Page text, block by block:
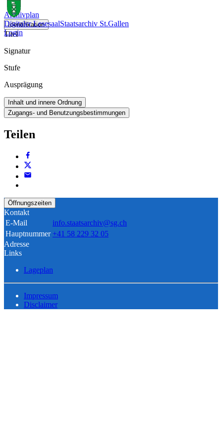
Digitaler LesesaalStaatsarchiv St.Gallen
Login
Archivplan
Identifikation
Titel
Signatur
Stufe
Ausprägung
Inhalt und innere Ordnung
Zugangs- und Benutzungsbestimmungen
Teilen
Öffnungszeiten
Kontakt
E-Mail
info.staatsarchiv@sg.ch
Hauptnummer +41 58 229 32 05
Adresse
Links
Lageplan
Impressum
Disclaimer